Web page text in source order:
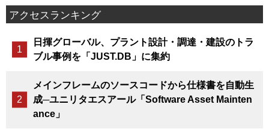
アクセスランキング
日揮グローバル、プラント設計・調達・建設のトラ
ブル事例を「JUST.DB」に集約
メインフレームのソースコードから仕様書を自動生
成─ユニリタエスアール「Software Asset Mainten
ance」